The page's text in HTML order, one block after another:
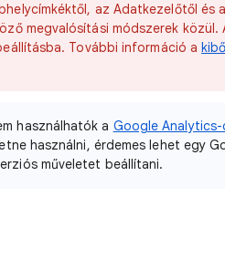
az Adatkezelőtől és
megvalósítási módszerek közül.
További információ a
használhatók a Google
használni, érdemes lehet egy
műveletet beállítani.